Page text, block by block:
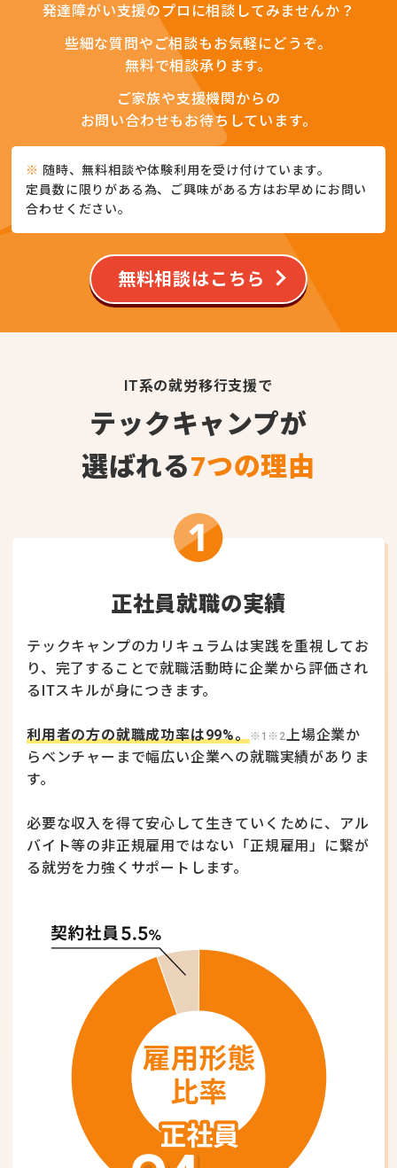
発達障がい支援のプロに相談してみませんか？
些細な質問やご相談もお気軽にどうぞ。
無料で相談承ります。
ご家族や支援機関からの
お問い合わせもお待ちしています。
※ 随時、無料相談や体験利用を受け付けています。
定員数に限りがある為、ご興味がある方はお早めにお問い
合わせください。
無料相談はこちら
IT系の就労移行支援で
テックキャンプが
選ばれる7つの理由
正社員就職の実績
テックキャンプのカリキュラムは実践を重視してお
り、 完了することで就職活動時に企業から評価され
るITスキルが身につきます。
利用者の方の就職成功率は99%。 ※1※2
上場企業か
らベンチャーまで幅広い企業への就職実績がありま
す。
必要な収入を得て安心して生きていくために、アル
バイト等の非正規雇用ではない
「正規雇用」に繋が
る就労を力強くサポートします。